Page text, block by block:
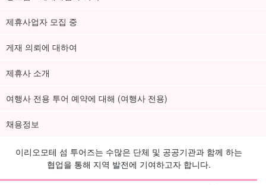
제휴사업자 모집 중
게재 의뢰에 대하여
제휴사 소개
여행사 전용 투어 예약에 대해 (여행사 전용)
채용정보
이리오모테 섬 투어즈는 수많은 단체 및 공공기관과 함께 하는
협업을 통해 지역 발전에 기여하고자 합니다.